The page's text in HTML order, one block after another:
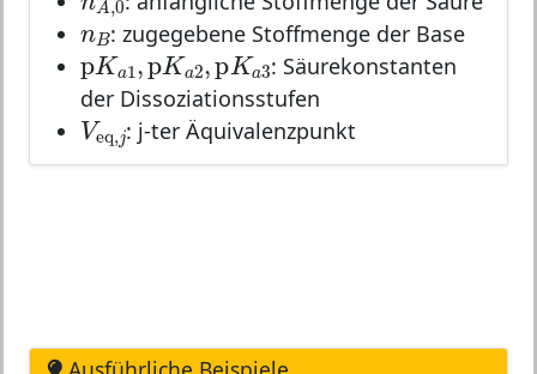
nB
nB: zugegebene Stoffmenge der Base
pKa 1 , pK a2,pKa3
pKa1,pKa2,pKa3
: Säurekonstanten
der Dissoziationsstufen
Veq ,j
Veq,j
: j-ter Äquivalenzpunkt